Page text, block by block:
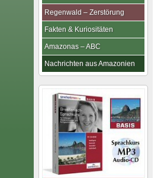
Regenwald – Zerstörung
Fakten & Kuriositäten
Amazonas – ABC
Nachrichten aus Amazonien